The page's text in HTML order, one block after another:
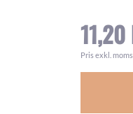
Pris exkl. moms